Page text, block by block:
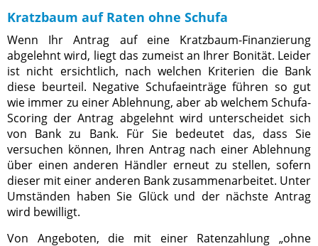
Kratzbaum auf Raten ohne Schufa
Wenn Ihr Antrag auf eine Kratzbaum-Finanzierung
abgelehnt wird, liegt das zumeist an Ihrer Bonität. Leider
ist nicht ersichtlich, nach welchen Kriterien die Bank
diese beurteil. Negative Schufaeinträge führen so gut
wie immer zu einer Ablehnung, aber ab welchem Schufa-
Scoring der Antrag abgelehnt wird unterscheidet sich
von Bank zu Bank. Für Sie bedeutet das, dass Sie
versuchen können, Ihren Antrag nach einer Ablehnung
über einen anderen Händler erneut zu stellen, sofern
dieser mit einer anderen Bank zusammenarbeitet. Unter
Umständen haben Sie Glück und der nächste Antrag
wird bewilligt.
Von Angeboten, die mit einer Ratenzahlung „ohne